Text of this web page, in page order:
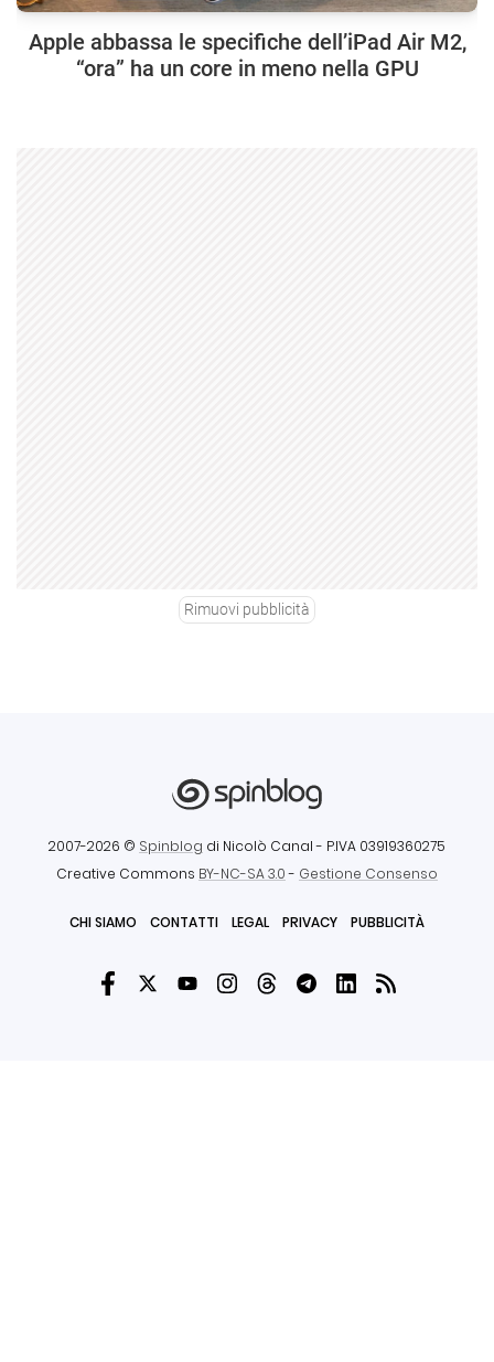
Apple abbassa le specifiche dell’iPad Air M2,
“ora” ha un core in meno nella GPU
Rimuovi pubblicità
2007-2026 © Spinblog di Nicolò Canal - P.IVA 03919360275
Creative Commons BY-NC-SA 3.0- Gestione Consenso
CHI SIAMO CONTATTI LEGAL PRIVACY PUBBLICITÀ